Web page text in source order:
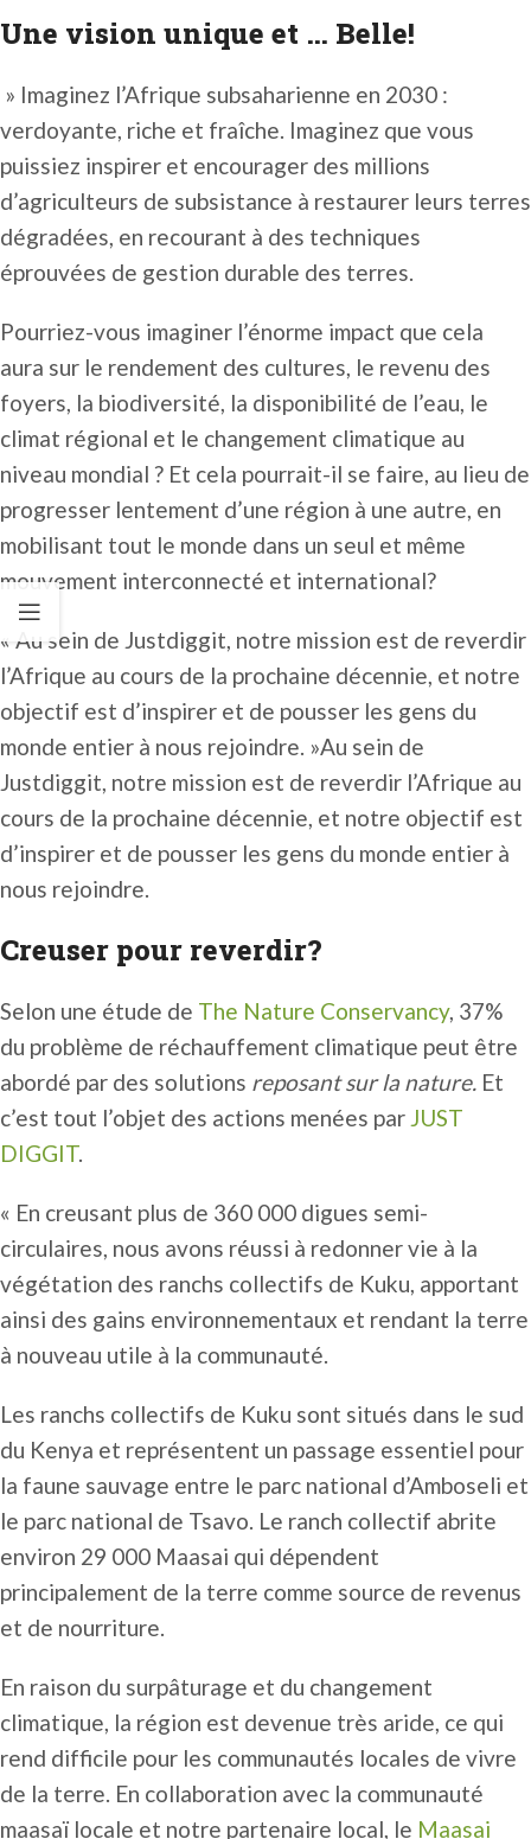
Une vision unique et … Belle!
» Imaginez l’Afrique subsaharienne en 2030 :
verdoyante, riche et fraîche. Imaginez que vous
puissiez inspirer et encourager des millions
d’agriculteurs de subsistance à restaurer leurs terres
dégradées, en recourant à des techniques
éprouvées de gestion durable des terres.
Pourriez-vous imaginer l’énorme impact que cela
aura sur le rendement des cultures, le revenu des
foyers, la biodiversité, la disponibilité de l’eau, le
climat régional et le changement climatique au
niveau mondial ? Et cela pourrait-il se faire, au lieu de
progresser lentement d’une région à une autre, en
mobilisant tout le monde dans un seul et même
mouvement interconnecté et international?
« Au sein de Justdiggit, notre mission est de reverdir
l’Afrique au cours de la prochaine décennie, et notre
objectif est d’inspirer et de pousser les gens du
monde entier à nous rejoindre. »Au sein de
Justdiggit, notre mission est de reverdir l’Afrique au
cours de la prochaine décennie, et notre objectif est
d’inspirer et de pousser les gens du monde entier à
nous rejoindre.
Creuser pour reverdir?
Selon une étude de The Nature Conservancy, 37%
du problème de réchauffement climatique peut être
abordé par des solutions reposant sur la nature. Et
c’est tout l’objet des actions menées par JUST
DIGGIT.
« En creusant plus de 360 000 digues semi-
circulaires, nous avons réussi à redonner vie à la
végétation des ranchs collectifs de Kuku, apportant
ainsi des gains environnementaux et rendant la terre
à nouveau utile à la communauté.
Les ranchs collectifs de Kuku sont situés dans le sud
du Kenya et représentent un passage essentiel pour
la faune sauvage entre le parc national d’Amboseli et
le parc national de Tsavo. Le ranch collectif abrite
environ 29 000 Maasai qui dépendent
principalement de la terre comme source de revenus
et de nourriture.
En raison du surpâturage et du changement
climatique, la région est devenue très aride, ce qui
rend difficile pour les communautés locales de vivre
de la terre. En collaboration avec la communauté
maasaï locale et notre partenaire local, le Maasai